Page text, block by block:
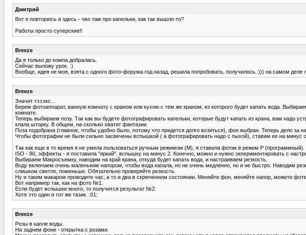
Дмитрий
Вот я повторюсь и здесь - чво там про капельки, как так вышло-то?
Работы просто суперские!!
Breeze
Да я только до компа добралась.
Сейчас выложу урок. :)
Вообще, идея не моя, взята с одного фото-форума год назад, решила попробовать, получилось. ))) на самом деле
Breeze
Значит тэээкс...
Берем фотоаппарат, ванную комнату с краном или кухню с тем же краном, из которого будет капать вода.
комнате.
Теперь выбираем позу. Так как вы будете фотографировать капельки, которые будут капать из крана, вам надо
клала шторку. В общем, на сколько хватит фантазии.
Поза подобрана (главное, чтобы удобно было, потому что придется долго возиться), фон выбран. Теперь дело за
Чтобы фотографии не были сильно засвечены вспышкой ( а фотографировать надо с пыхой), ставим ее на минус
Так как еще в то время я не умела пользоваться ручным режимом (М), я ставила фотик в режим Р (программный).
ISO - 80, эффекты - я поставила "яркий", вспышку на минус 2. Конечно, можно и нужно экпериментировать с
Выбираем Макросъемку, наводим на край крана, откуда будет капать вода, и настраиваем резкость.
Воду включаем очень маленьким напором, чтобы вода капала, но не очень медленно, но и не быстро. Наводим
слишком светло, поменьше. Обязательно проверяйте резкость.
Ну и таким макаром проводите час, а то и два в скрюченном состоянии. Меняйте фон, меняйте напор, можете
Вот например так, как на фото №1.
Если будет вспышки много, то получится результат №2.
Хотя это один и тот же тазик. :01:
Breeze
Розы в капле воды.
На заднем фоне - открытка с розами.